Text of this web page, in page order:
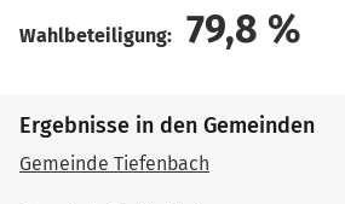
Wahlbeteiligung: 79,8 %
Ergebnisse in den Gemeinden
Gemeinde Tiefenbach